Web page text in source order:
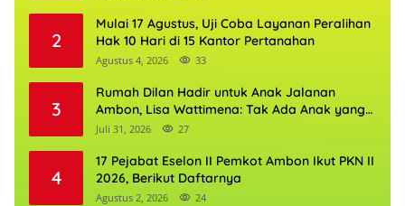
2
Mulai 17 Agustus, Uji Coba Layanan Peralihan
Hak 10 Hari di 15 Kantor Pertanahan
Agustus 4, 2026 33
3
Rumah Dilan Hadir untuk Anak Jalanan
Ambon, Lisa Wattimena: Tak Ada Anak yang
Boleh Kehilangan Masa Depannya
Juli 31, 2026 27
4
17 Pejabat Eselon II Pemkot Ambon Ikut PKN II
2026, Berikut Daftarnya
Agustus 2, 2026 24